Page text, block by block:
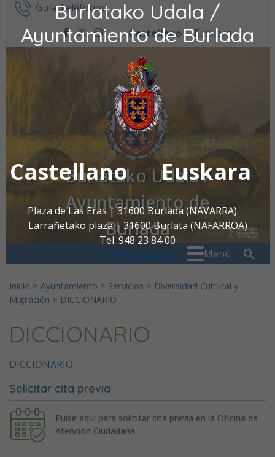
Burlatako Udala /
Ayuntamiento de Burlada
Castellano Euskara
Plaza de Las Eras | 31600 Burlada (NAVARRA)
Larrañetako plaza | 31600 Burlata (NAFARROA)
Tel. 948 23 84 00
oac@burlada.es
Ir al contenidoGuía Teléfonos
facebook
twitter
instagram
Castellano Euskara
Burlatako Udala /
Ayuntamiento de
Burlada
Menú
Inicio > Ayuntamiento > Servicios > Diversidad Cultural y
Migración > DICCIONARIO
DICCIONARIO
DICCIONARIO
Solicitar cita previa
Pulse aquí para solicitar cita previa en la Oficina de
Atención Ciudadana